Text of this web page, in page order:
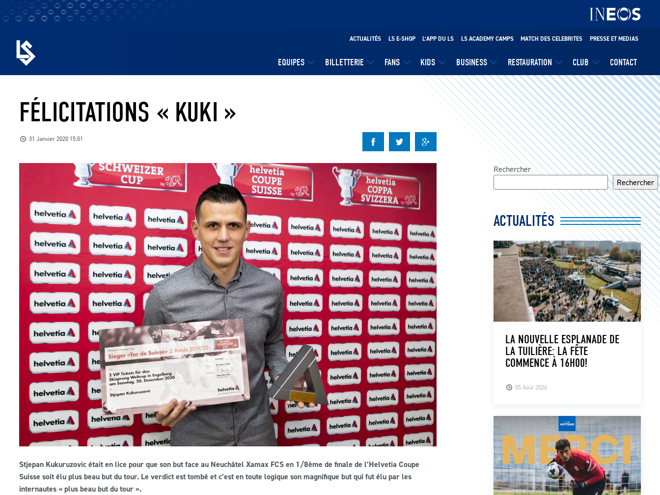
EQUIPES BILLETTERIE FANS KIDS BUSINESS RESTAURATION CLUB CONTACT
ACTUALITÉS LS E-SHOP L’APP DU LS LS ACADEMY CAMPS MATCH DES CELEBRITES PRESSE ET MEDIAS
FÉLICITATIONS « KUKI »
31 Janvier 2020 15:01
Stjepan Kukuruzovic était en lice pour que son but face au Neuchâtel Xamax FCS en 1/8ème de finale de l’Helvetia Coupe
Suisse soit élu plus beau but du tour. Le verdict est tombé et c’est en toute logique son magnifique but qui fut élu par les
internautes « plus beau but du tour ».
Rechercher
Rechercher
ACTUALITÉS
05 Août 2026
LA NOUVELLE ESPLANADE DE
LA TUILIÈRE: LA FÊTE
COMMENCE À 16H00!